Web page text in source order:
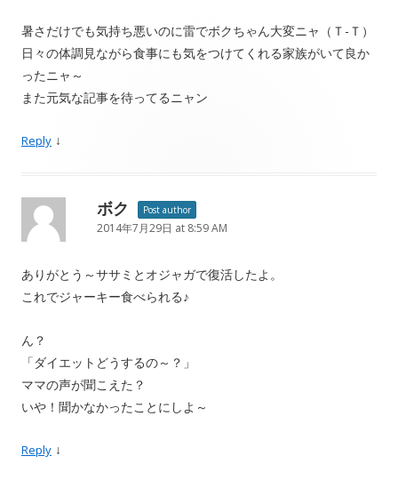
暑さだけでも気持ち悪いのに雷でボクちゃん大変ニャ（Ｔ-Ｔ）
日々の体調見ながら食事にも気をつけてくれる家族がいて良か
ったニャ～
また元気な記事を待ってるニャン
Reply ↓
ボク Post author
2014年7月29日 at 8:59 AM
ありがとう～ササミとオジャガで復活したよ。
これでジャーキー食べられる♪
ん？
「ダイエットどうするの～？」
ママの声が聞こえた？
いや！聞かなかったことにしよ～
Reply ↓